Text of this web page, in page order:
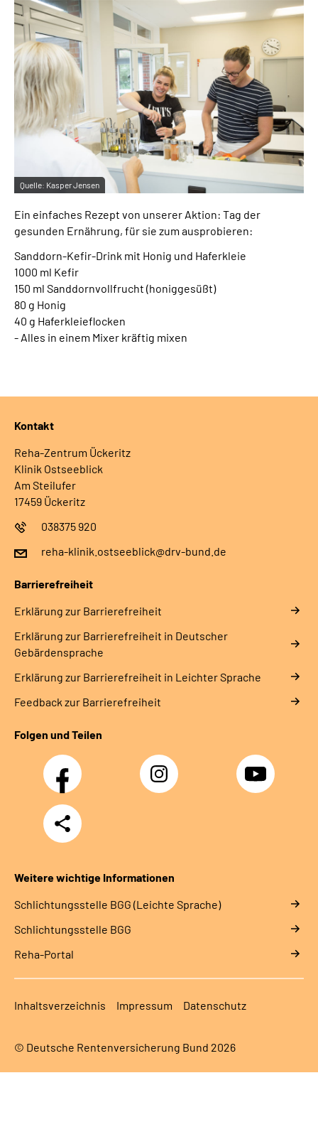
Quelle: Kasper Jensen
Ein einfaches Rezept von unserer Aktion: Tag der
gesunden Ernährung, für sie zum ausprobieren:
Sanddorn-Kefir-Drink mit Honig und Haferkleie
1000 ml Kefir
150 ml Sanddornvollfrucht (honiggesüßt)
80 g Honig
40 g Haferkleieflocken
- Alles in einem Mixer kräftig mixen
Kontakt
Reha-Zentrum Ückeritz
Klinik Ostseeblick
Am Steilufer
17459 Ückeritz
038375 920
reha-klinik.ostseeblick@drv-bund.de
Barrierefreiheit
Erklärung zur Barrierefreiheit
Erklärung zur Barrierefreiheit in Deutscher
Gebärdensprache
Erklärung zur Barrierefreiheit in Leichter Sprache
Feedback zur Barrierefreiheit
Folgen und Teilen
Facebook Instagram YouTube
Teilen
Weitere wichtige Informationen
Schlich­tungs­stel­le BGG (Leichte Sprache)
Schlich­tungs­stel­le BGG
Reha-Portal
Inhaltsverzeichnis Impressum Datenschutz
© Deutsche Rentenversicherung Bund 2026